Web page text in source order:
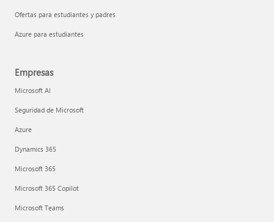
Ofertas para estudiantes y padres
Azure para estudiantes
Empresas
Microsoft AI
Seguridad de Microsoft
Azure
Dynamics 365
Microsoft 365
Microsoft 365 Copilot
Microsoft Teams